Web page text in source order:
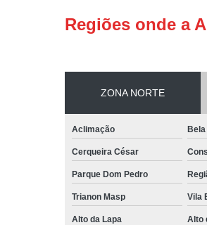
Regiões onde a
ZONA NORTE
Aclimação Bela
Cerqueira César
Parque Dom Pedro
Trianon Masp Vila
Alto da Lapa Alto